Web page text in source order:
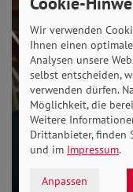
Wir verwenden
Ihnen einen
Analysen unsere
selbst entscheiden,
verwenden dürfen.
Möglichkeit, die
Weitere
Drittanbieter, finden
und im Impressum.
Anpassen